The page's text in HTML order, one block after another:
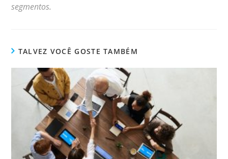
segmentos.
TALVEZ VOCÊ GOSTE TAMBÉM